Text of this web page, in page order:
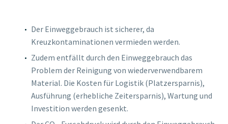
Der Einweggebrauch ist sicherer, da
Kreuzkontaminationen vermieden werden.
Zudem entfällt durch den Einweggebrauch das
Problem der Reinigung von wiederverwendbarem
Material. Die Kosten für Logistik (Platzersparnis),
Ausführung (erhebliche Zeitersparnis), Wartung und
Investition werden gesenkt.